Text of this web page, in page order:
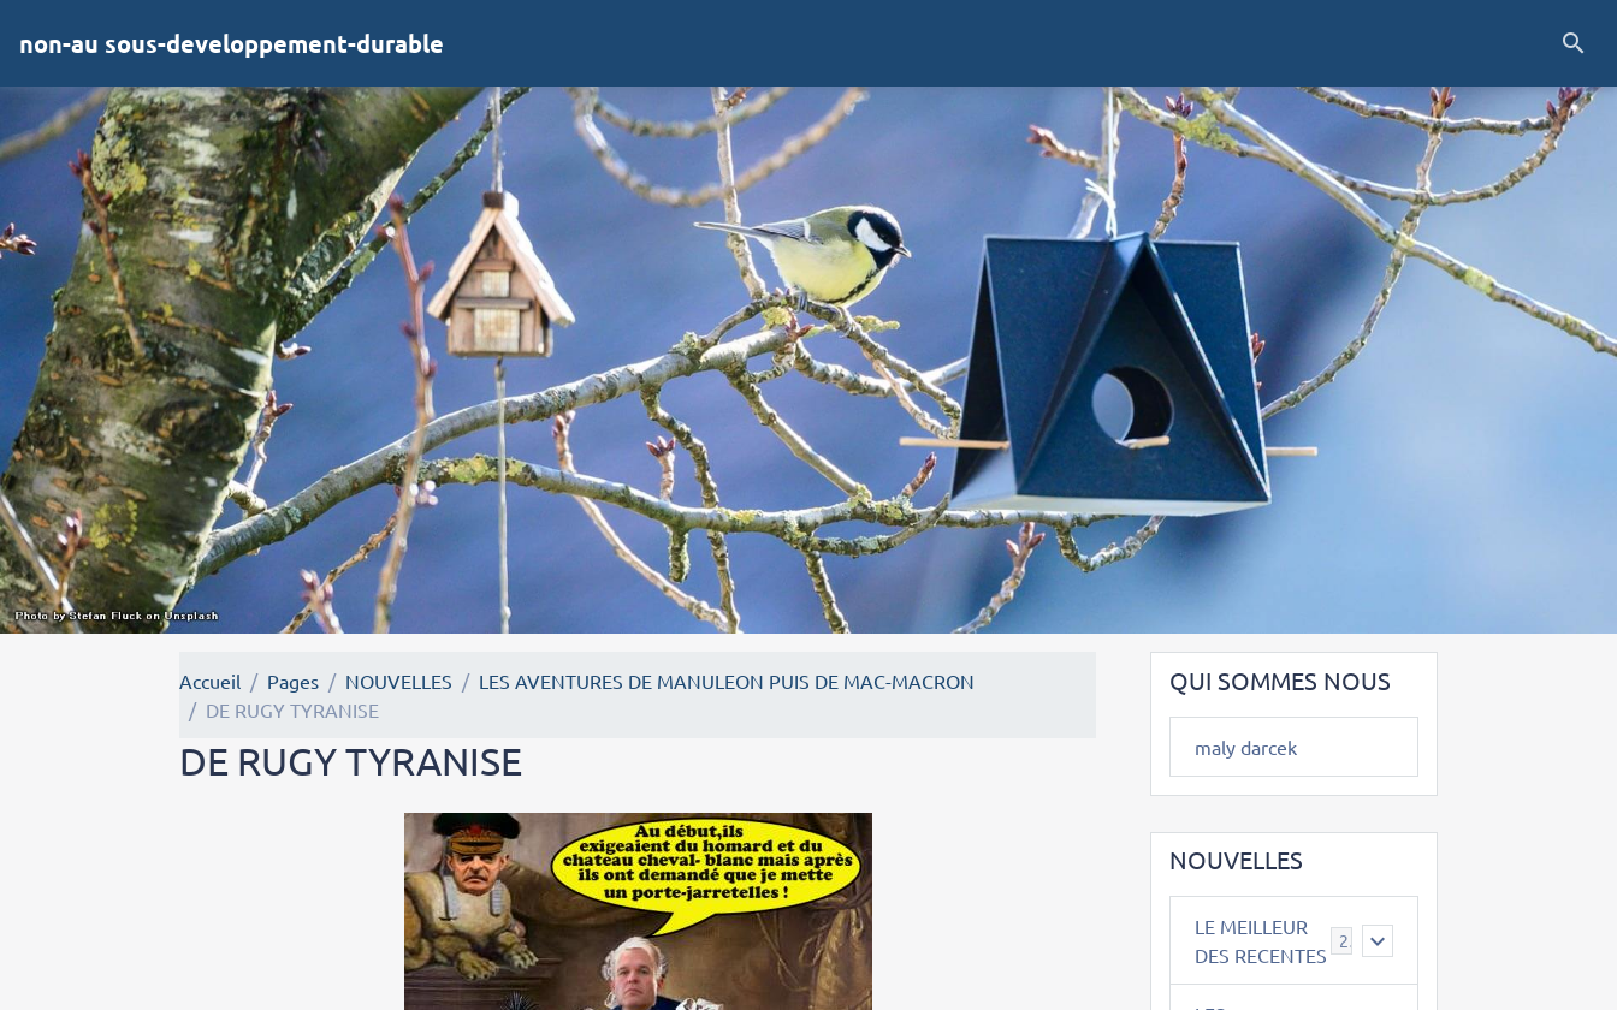
non-au sous-developpement-durable
Accueil Pages NOUVELLES
LES AVENTURES DE MANULEON PUIS DE MAC-MACRON
DE RUGY TYRANISE
DE RUGY TYRANISE
QUI SOMMES NOUS
maly darcek
NOUVELLES
LE MEILLEUR
DES RECENTES
2